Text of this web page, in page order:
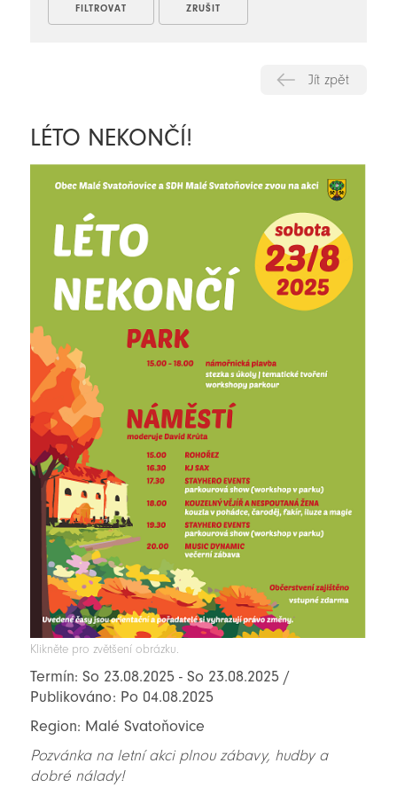
Jít zpět
LÉTO NEKONČÍ!
Klikněte pro zvětšení obrázku.
Termín: So 23.08.2025 - So 23.08.2025 /
Publikováno: Po 04.08.2025
Region: Malé Svatoňovice
Pozvánka na letní akci plnou zábavy, hudby a
dobré nálady!